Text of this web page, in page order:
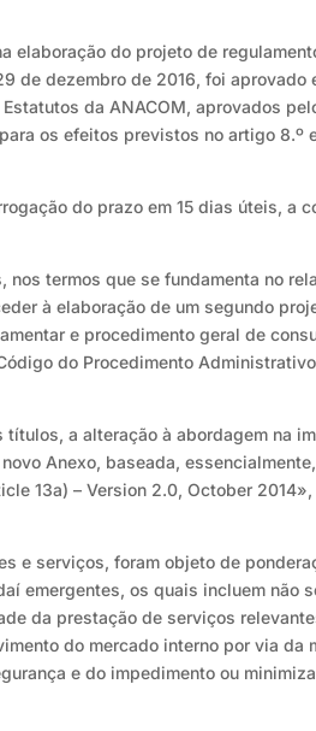
elaboração do projeto de
de dezembro de 2016, foi aprovado
da ANACOM, aprovados
os efeitos previstos no artigo 8.º
do prazo em 15 dias úteis, a
termos que se fundamenta no
à elaboração de um segundo
e procedimento geral de
do Procedimento
a alteração à abordagem na
Anexo, baseada,
13a) – Version 2.0, October
e serviços, foram objeto de
emergentes, os quais incluem não
da prestação de serviços
do mercado interno por via da
e do impedimento ou